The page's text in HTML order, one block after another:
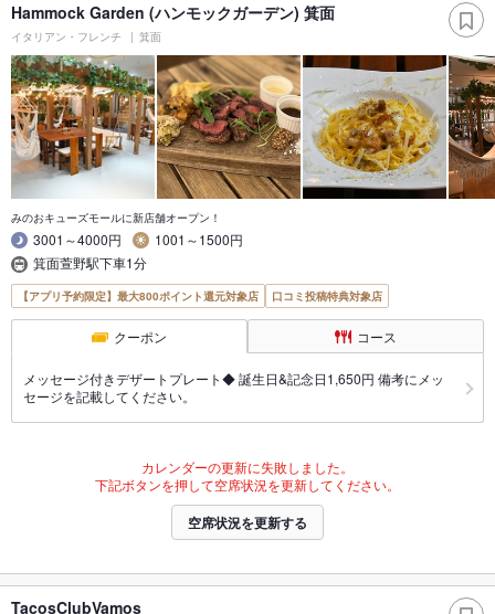
Hammock Garden (ハンモックガーデン) 箕面
イタリアン・フレンチ 箕面
みのおキューズモールに新店舗オープン！
3001～4000円
1001～1500円
箕面萱野駅下車1分
【アプリ予約限定】最大800ポイント還元対象店 口コミ投稿特典対象店
クーポン コース
メッセージ付きデザートプレート◆ 誕生日&記念日1,650円 備考にメッ
セージを記載してください。
カレンダーの更新に失敗しました。
下記ボタンを押して空席状況を更新してください。
空席状況を更新する
TacosClubVamos